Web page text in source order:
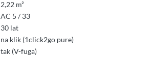
2,22 m²
AC 5 / 33
30 lat
na klik (1click2go pure)
tak (V-fuga)